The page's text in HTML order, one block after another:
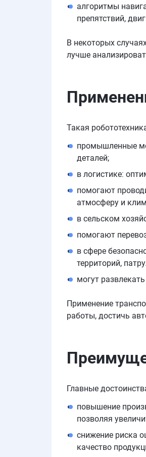
алгоритмы
препятствий,
В некоторых
лучше
Такая
промышленные
деталей;
в логистике:
помогают
атмосферу и
в сельском
помогают
в сфере
территорий,
могут
Применение
работы, достичь
Главные
повышение
позволяя
снижение риска
качество